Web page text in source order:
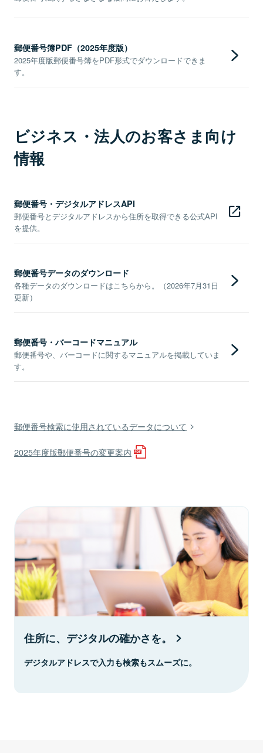
郵便番号簿PDF（2025年度版）
2025年度版郵便番号簿をPDF形式でダウンロードできま
す。
ビジネス・法人のお客さま向け
情報
郵便番号・デジタルアドレスAPI
郵便番号とデジタルアドレスから住所を取得できる公式API
を提供。
郵便番号データのダウンロード
各種データのダウンロードはこちらから。（2026年7月31日
更新）
郵便番号・バーコードマニュアル
郵便番号や、バーコードに関するマニュアルを掲載していま
す。
郵便番号検索に使用されているデータについて
2025年度版郵便番号の変更案内
住所に、デジタルの確かさを。
デジタルアドレスで入力も検索もスムーズに。